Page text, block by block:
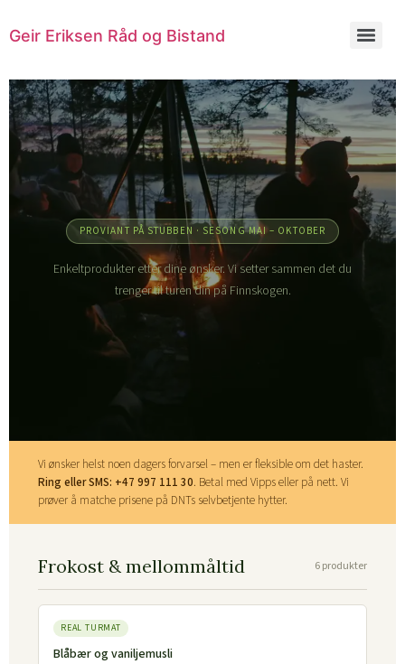
Geir Eriksen Råd og Bistand
PROVIANT PÅ STUBBEN · SESONG MAI – OKTOBER
Enkeltprodukter etter dine ønsker. Vi setter sammen det du
trenger til turen din på Finnskogen.
Vi ønsker helst noen dagers forvarsel – men er fleksible om det haster.
Ring eller SMS: +47 997 111 30. Betal med Vipps eller på nett. Vi
prøver å matche prisene på DNTs selvbetjente hytter.
Frokost & mellommåltid 6 produkter
REAL TURMAT
Blåbær og vaniljemusli